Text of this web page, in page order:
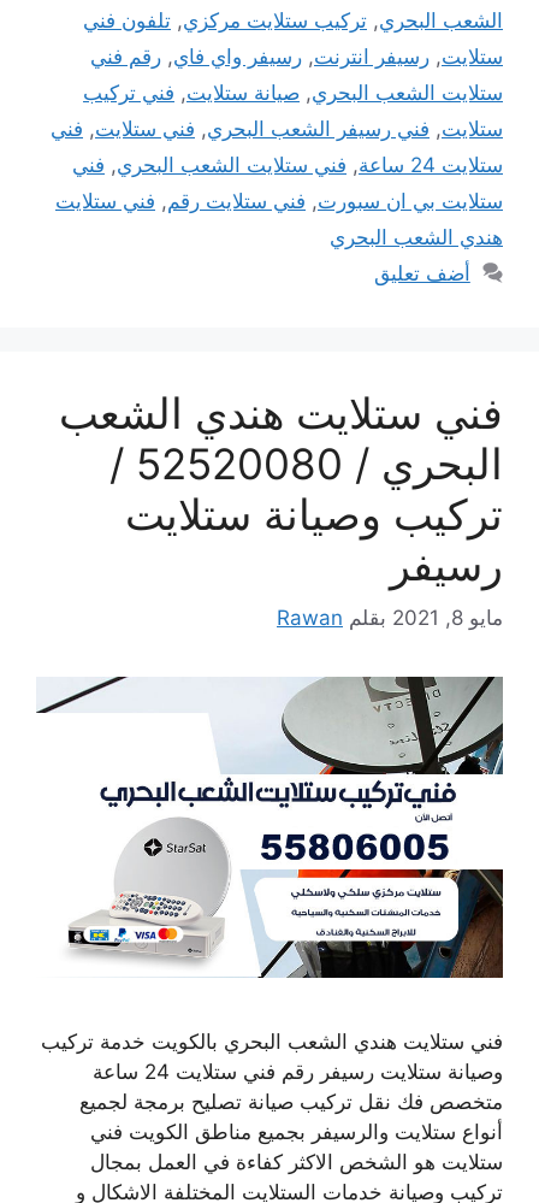
الشعب البحري, تركيب ستلايت مركزي, تلفون فني
ستلايت, رسيفر انترنت, رسيفر واي فاي, رقم فني
ستلايت الشعب البحري, صيانة ستلايت, فني تركيب
ستلايت, فني رسيفر الشعب البحري, فني ستلايت, فني
ستلايت 24 ساعة
, فني ستلايت الشعب البحري, فني
ستلايت بي ان سبورت, فني ستلايت رقم, فني ستلايت
هندي الشعب البحري
أضف تعليق
فني ستلايت هندي الشعب
البحري / 52520080 /
تركيب وصيانة ستلايت
رسيفر
مايو 8, 2021 بقلم Rawan
فني ستلايت هندي الشعب البحري بالكويت خدمة تركيب
وصيانة ستلايت رسيفر رقم فني ستلايت 24 ساعة
متخصص فك نقل تركيب صيانة تصليح برمجة لجميع
أنواع ستلايت والرسيفر بجميع مناطق الكويت فني
ستلايت هو الشخص الاكثر كفاءة في العمل بمجال
تركيب وصيانة خدمات الستلايت المختلفة الاشكال و